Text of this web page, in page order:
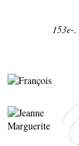
153e-.